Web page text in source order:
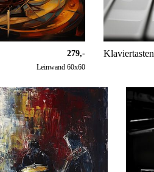
279,-
Leinwand 60x60
Klaviertasten